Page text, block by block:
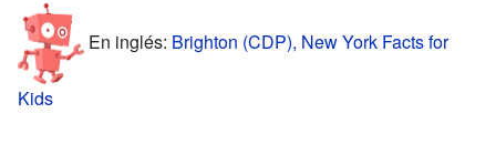
En inglés: Brighton (CDP), New York Facts for
Kids